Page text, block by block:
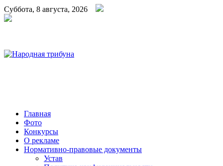
Суббота, 8 августа, 2026
Главная
Фото
Конкурсы
О рекламе
Нормативно-правовые документы
Устав